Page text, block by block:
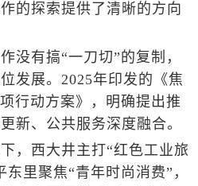
的探索提供了清晰的方向
有搞“一刀切”的复制，
发展。2025年印发的《焦
行动方案》，明确提出推
新、公共服务深度融合。
西大井主打“红色工业旅
里聚焦“青年时尚消费”，